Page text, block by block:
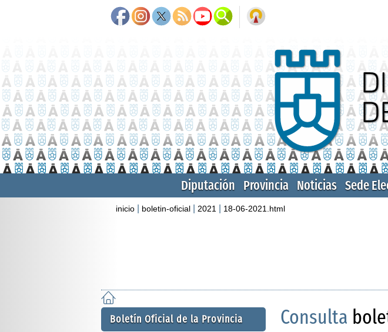
Diputación Provincia Noticias Sede
inicio boletin-oficial 2021 18-06-2021.html
Boletín Oficial de la Provincia Consulta